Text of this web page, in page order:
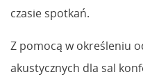
czasie spotkań.
Z pomocą w określeniu
akustycznych dla sal